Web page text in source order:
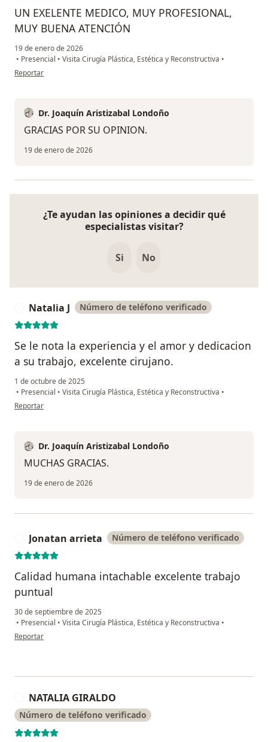
UN EXELENTE MEDICO, MUY PROFESIONAL,
MUY BUENA ATENCIÓN
19 de enero de 2026
• Presencial • Visita Cirugía Plástica, Estética y Reconstructiva •
en opinión del usuario CARLOS ANDRES VANEGAS
Reportar
Dr. Joaquín Aristizabal Londoño
GRACIAS POR SU OPINION.
19 de enero de 2026
¿Te ayudan las opiniones a decidir qué
especialistas visitar?
Si No
Natalia J Número de teléfono verificado
Se le nota la experiencia y el amor y dedicacion
a su trabajo, excelente cirujano.
1 de octubre de 2025
• Presencial • Visita Cirugía Plástica, Estética y Reconstructiva •
en opinión del usuario Natalia J
Reportar
Dr. Joaquín Aristizabal Londoño
MUCHAS GRACIAS.
19 de enero de 2026
Jonatan arrieta Número de teléfono verificado
Calidad humana intachable excelente trabajo
puntual
30 de septiembre de 2025
• Presencial • Visita Cirugía Plástica, Estética y Reconstructiva •
en opinión del usuario Jonatan arrieta
Reportar
NATALIA GIRALDO
Número de teléfono verificado